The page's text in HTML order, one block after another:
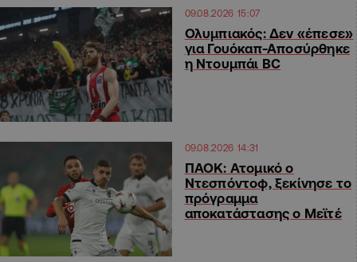
09.08.2026 15:07
Ολυμπιακός: Δεν «έπεσε»
για Γουόκαπ-Αποσύρθηκε
η Ντουμπάι BC
09.08.2026 14:31
ΠΑΟΚ: Ατομικό ο
Ντεσπόντοφ, ξεκίνησε το
πρόγραμμα
αποκατάστασης ο Μεϊτέ